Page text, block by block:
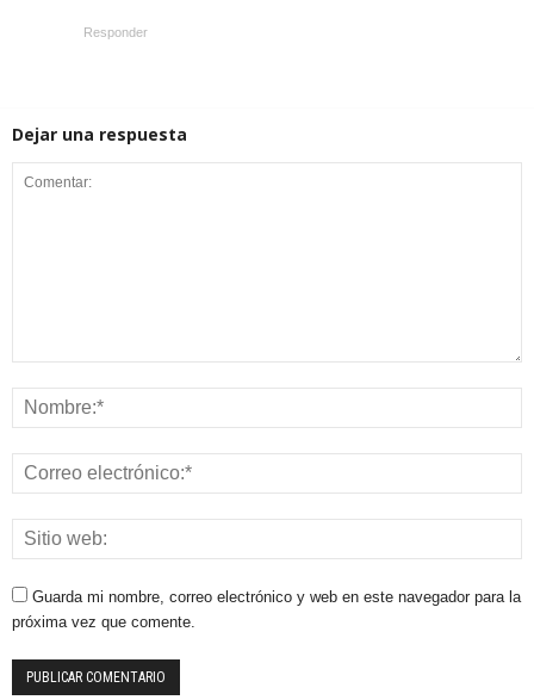
Responder
Dejar una respuesta
Guarda mi nombre, correo electrónico y web en este navegador para la
próxima vez que comente.